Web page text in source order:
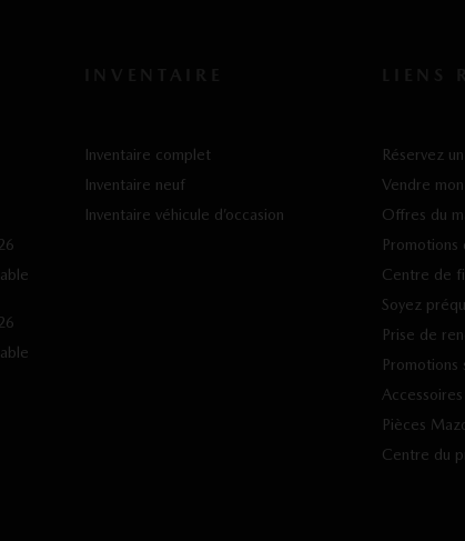
Inventaire complet
Inventaire neuf
Inventaire véhicule d’occasion
Réservez
Vendre
Offres du
Promotions
Centre de
Soyez
Prise de
Promotions
Pièces
Centre du